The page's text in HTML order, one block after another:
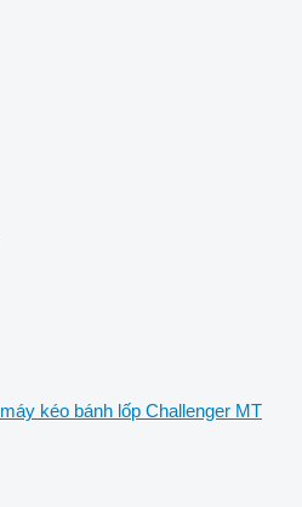
máy kéo bánh lốp Challenger MT